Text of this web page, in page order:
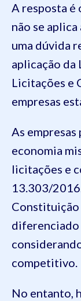
A resposta é
não se aplica
uma dúvida
aplicação da
Licitações e
empresas
As
economia
licitações e
13.303/
Constituição
diferenciado
competitivo.
No entanto,